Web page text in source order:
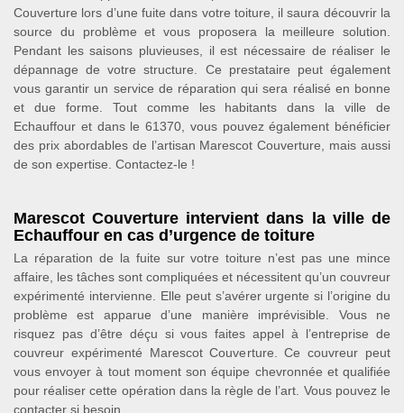
Couverture lors d’une fuite dans votre toiture, il saura découvrir la
source du problème et vous proposera la meilleure solution.
Pendant les saisons pluvieuses, il est nécessaire de réaliser le
dépannage de votre structure. Ce prestataire peut également
vous garantir un service de réparation qui sera réalisé en bonne
et due forme. Tout comme les habitants dans la ville de
Echauffour et dans le 61370, vous pouvez également bénéficier
des prix abordables de l’artisan Marescot Couverture, mais aussi
de son expertise. Contactez-le !
Marescot Couverture intervient dans la ville de
Echauffour en cas d’urgence de toiture
La réparation de la fuite sur votre toiture n’est pas une mince
affaire, les tâches sont compliquées et nécessitent qu’un couvreur
expérimenté intervienne. Elle peut s’avérer urgente si l’origine du
problème est apparue d’une manière imprévisible. Vous ne
risquez pas d’être déçu si vous faites appel à l’entreprise de
couvreur expérimenté Marescot Couverture. Ce couvreur peut
vous envoyer à tout moment son équipe chevronnée et qualifiée
pour réaliser cette opération dans la règle de l’art. Vous pouvez le
contacter si besoin.